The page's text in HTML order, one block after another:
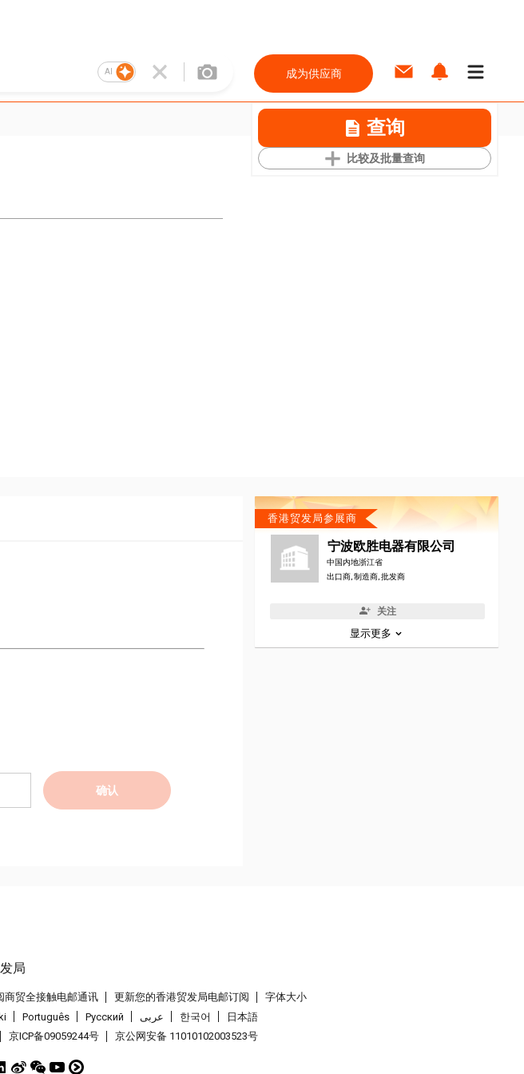
AI 成为供应商
查询
比较及批量查询
确认
香港贸发局参展商
宁波欧胜电器有限公司
中国内地浙江省
出口商, 制造商, 批发商
关注
显示更多
商贸全接触电邮通讯 更新您的香港贸发局电邮订阅
字体大小
Português Pусский عربى 한국어
日本語
京ICP备09059244号 京公网安备 11010102003523号